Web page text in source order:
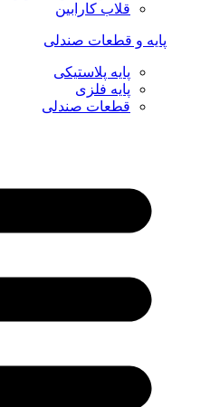
قلاب کارابین
پایه و قطعات صندلی
پایه پلاستیکی
پایه فلزی
قطعات صندلی